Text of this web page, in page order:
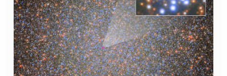
για
την
προέλευση
της
ζωής